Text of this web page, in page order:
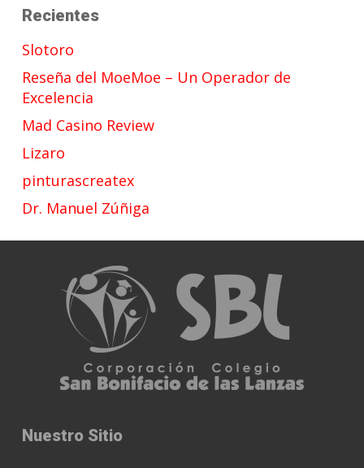
Recientes
Slotoro
Reseña del MoeMoe – Un Operador de
Excelencia
Mad Casino Review
Lizaro
pinturascreatex
Dr. Manuel Zúñiga
Nuestro Sitio